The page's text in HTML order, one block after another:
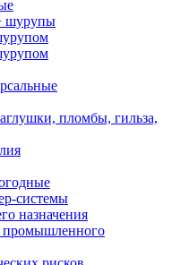
шурупы
пломбы, гильза,
системы
назначения
промышленного